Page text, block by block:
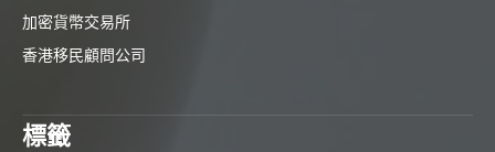
加密貨幣交易所
香港移民顧問公司
標籤